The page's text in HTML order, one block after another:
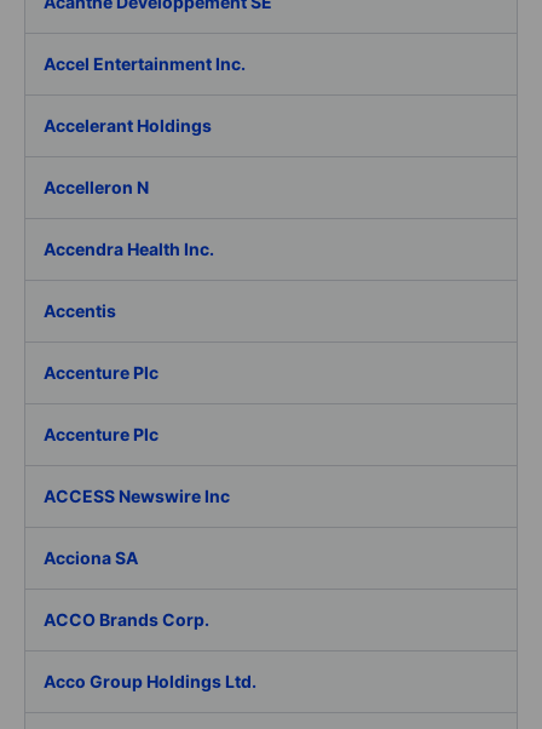
Accel Entertainment Inc.
Accelerant Holdings
Accelleron N
Accendra Health Inc.
Accentis
Accenture Plc
Accenture Plc
ACCESS Newswire Inc
Acciona SA
ACCO Brands Corp.
Acco Group Holdings Ltd.